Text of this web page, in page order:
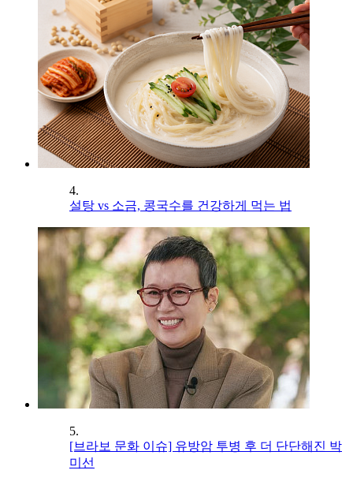
4.
설탕 vs 소금, 콩국수를 건강하게 먹는 법
5.
[브라보 문화 이슈] 유방암 투병 후 더 단단해진 박
미선